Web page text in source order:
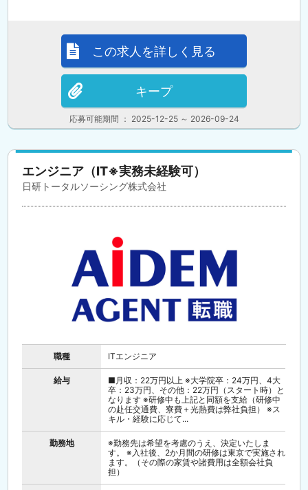
応募可能期間 ： 2025-12-25 ～ 2026-09-24
この求人を詳しく見る
キープ
エンジニア（IT※実務未経験可）
日研トータルソーシング株式会社
職種 ITエンジニア
給与
■月収：22万円以上 ※大学院卒：24万円、4大
卒：23万円、その他：22万円（スタート時）と
なります ※研修中も上記と同額を支給（研修中
の赴任交通費、寮費＋光熱費は弊社負担） ※ス
キル・経験に応じて...
勤務地
※勤務先は希望を考慮のうえ、決定いたしま
す。 ※入社後、2か月間の研修は東京で実施され
ます。（その際の家賃や諸費用は全額会社負
担）